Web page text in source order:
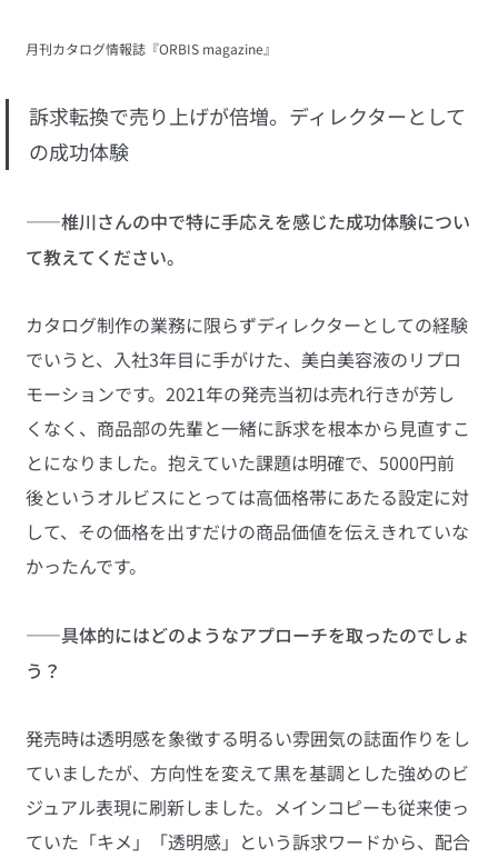
月刊カタログ情報誌『ORBIS magazine』
訴求転換で売り上げが倍増。ディレクターとして
の成功体験
——椎川さんの中で特に手応えを感じた成功体験につい
て教えてください。
カタログ制作の業務に限らずディレクターとしての経験
でいうと、入社3年目に手がけた、美白美容液のリプロ
モーションです。2021年の発売当初は売れ行きが芳し
くなく、商品部の先輩と一緒に訴求を根本から見直すこ
とになりました。抱えていた課題は明確で、5000円前
後というオルビスにとっては高価格帯にあたる設定に対
して、その価格を出すだけの商品価値を伝えきれていな
かったんです。
——具体的にはどのようなアプローチを取ったのでしょ
う？
発売時は透明感を象徴する明るい雰囲気の誌面作りをし
ていましたが、方向性を変えて黒を基調とした強めのビ
ジュアル表現に刷新しました。メインコピーも従来使っ
ていた「キメ」「透明感」という訴求ワードから、配合